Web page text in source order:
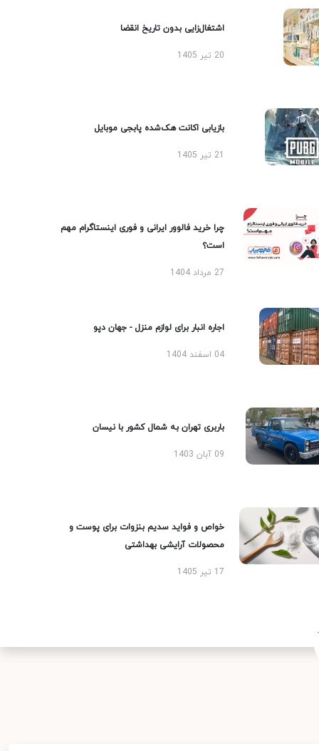
اشتغال‌زایی بدون تاریخ انقضا
20 تیر 1405
بازیابی اکانت هک‌شده پابجی موبایل
چرا خرید فالوور ایرانی و فوری اینستاگرام مهم
است؟
27 مرداد 1404
اجاره انبار برای لوازم منزل - جهان دپو
04 اسفند 1404
باربری تهران به شمال کشور با نیسان
09 آبان 1403
خواص و فواید سدیم بنزوات برای پوست و
محصولات آرایشی بهداشتی
17 تیر 1405